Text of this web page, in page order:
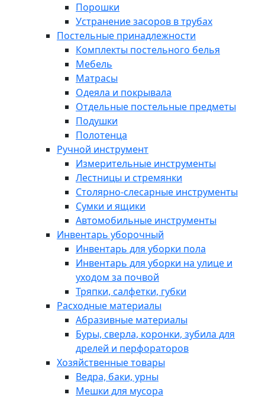
Порошки
Устранение засоров в трубах
Постельные принадлежности
Комплекты постельного белья
Мебель
Матрасы
Одеяла и покрывала
Отдельные постельные предметы
Подушки
Полотенца
Ручной инструмент
Измерительные инструменты
Лестницы и стремянки
Столярно-слесарные инструменты
Сумки и ящики
Автомобильные инструменты
Инвентарь уборочный
Инвентарь для уборки пола
Инвентарь для уборки на улице и
уходом за почвой
Тряпки, салфетки, губки
Расходные материалы
Абразивные материалы
Буры, сверла, коронки, зубила для
дрелей и перфораторов
Хозяйственные товары
Ведра, баки, урны
Мешки для мусора